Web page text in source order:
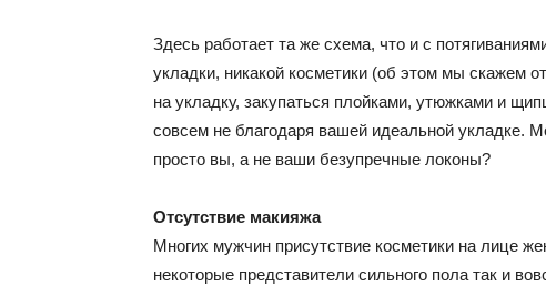
Здесь работает та же схема, что и с
укладки, никакой косметики (об этом мы скажем
на укладку, закупаться плойками, утюжками и
совсем не благодаря вашей идеальной укладке.
просто вы, а не ваши безупречные локоны?
Отсутствие макияжа
Многих мужчин присутствие косметики на лице
некоторые представители сильного пола так и